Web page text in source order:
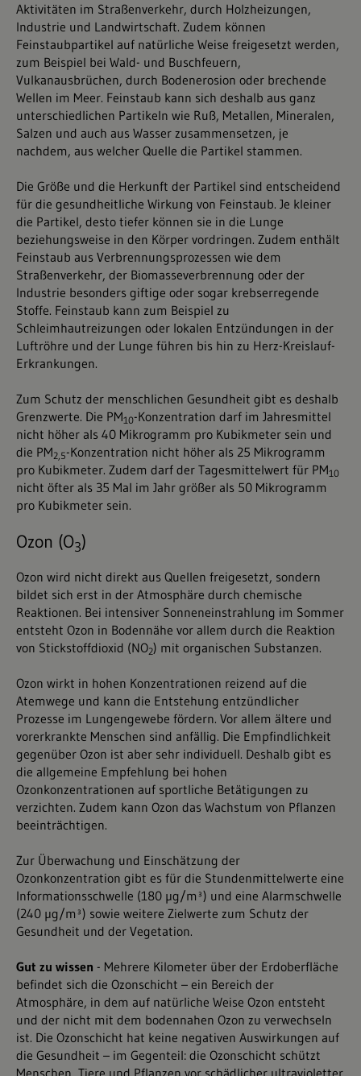
Aktivitäten im Straßenverkehr, durch Holzheizungen,
Industrie und Landwirtschaft. Zudem können
Feinstaubpartikel auf natürliche Weise freigesetzt werden,
zum Beispiel bei Wald- und Buschfeuern,
Vulkanausbrüchen, durch Bodenerosion oder brechende
Wellen im Meer. Feinstaub kann sich deshalb aus ganz
unterschiedlichen Partikeln wie Ruß, Metallen, Mineralen,
Salzen und auch aus Wasser zusammensetzen, je
nachdem, aus welcher Quelle die Partikel stammen.
Die Größe und die Herkunft der Partikel sind entscheidend
für die gesundheitliche Wirkung von Feinstaub. Je kleiner
die Partikel, desto tiefer können sie in die Lunge
beziehungsweise in den Körper vordringen. Zudem enthält
Feinstaub aus Verbrennungsprozessen wie dem
Straßenverkehr, der Biomasseverbrennung oder der
Industrie besonders giftige oder sogar krebserregende
Stoffe. Feinstaub kann zum Beispiel zu
Schleimhautreizungen oder lokalen Entzündungen in der
Luftröhre und der Lunge führen bis hin zu Herz-Kreislauf-
Erkrankungen.
Zum Schutz der menschlichen Gesundheit gibt es deshalb
Grenzwerte. Die PM10-Konzentration darf im Jahresmittel
nicht höher als 40 Mikrogramm pro Kubikmeter sein und
die PM2,5-Konzentration nicht höher als 25 Mikrogramm
pro Kubikmeter. Zudem darf der Tagesmittelwert für PM10
nicht öfter als 35 Mal im Jahr größer als 50 Mikrogramm
pro Kubikmeter sein.
Ozon (O3)
Ozon wird nicht direkt aus Quellen freigesetzt, sondern
bildet sich erst in der Atmosphäre durch chemische
Reaktionen. Bei intensiver Sonneneinstrahlung im Sommer
entsteht Ozon in Bodennähe vor allem durch die Reaktion
von Stickstoffdioxid (NO2) mit organischen Substanzen.
Ozon wirkt in hohen Konzentrationen reizend auf die
Atemwege und kann die Entstehung entzündlicher
Prozesse im Lungengewebe fördern. Vor allem ältere und
vorerkrankte Menschen sind anfällig. Die Empfindlichkeit
gegenüber Ozon ist aber sehr individuell. Deshalb gibt es
die allgemeine Empfehlung bei hohen
Ozonkonzentrationen auf sportliche Betätigungen zu
verzichten. Zudem kann Ozon das Wachstum von Pflanzen
beeinträchtigen.
Zur Überwachung und Einschätzung der
Ozonkonzentration gibt es für die Stundenmittelwerte eine
Informationsschwelle (180 µg/m³) und eine Alarmschwelle
(240 µg/m³) sowie weitere Zielwerte zum Schutz der
Gesundheit und der Vegetation.
Gut zu wissen - Mehrere Kilometer über der Erdoberfläche
befindet sich die Ozonschicht – ein Bereich der
Atmosphäre, in dem auf natürliche Weise Ozon entsteht
und der nicht mit dem bodennahen Ozon zu verwechseln
ist. Die Ozonschicht hat keine negativen Auswirkungen auf
die Gesundheit – im Gegenteil: die Ozonschicht schützt